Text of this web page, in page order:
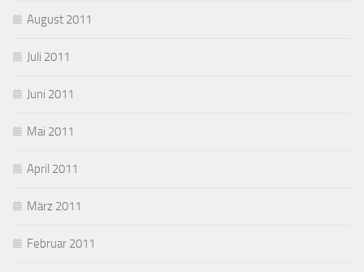
August 2011
Juli 2011
Juni 2011
Mai 2011
April 2011
März 2011
Februar 2011